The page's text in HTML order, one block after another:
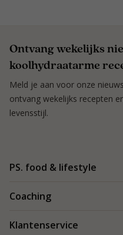
Ontvang wekelijks
koolhydraatarme
Meld je aan voor onze
ontvang wekelijks recepten
levensstijl.
PS. food & lifestyle
Re-boost pakket
Coaching
Klantenservice